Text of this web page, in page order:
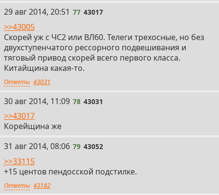
77
29 авг 2014, 20:51 77 43017
>>43005
Скорей уж с ЧС2 или ВЛ60. Телеги трехосные, но без
двухступенчатого рессорного подвешивания и
тяговый привод скорей всего первого класса.
Китайщина какая-то.
Ответы 43031
78
30 авг 2014, 11:09 78 43031
>>43017
Корейщина же
79
31 авг 2014, 08:06 79 43052
>>33115
+15 центов пендосской подстилке.
Ответы 43182